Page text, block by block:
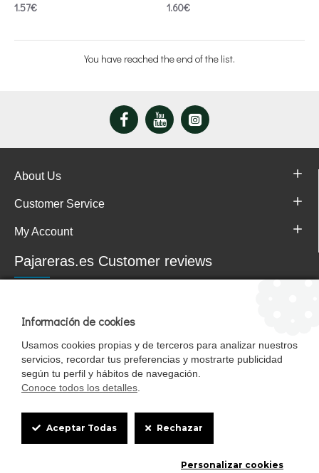
1.57€ 1.60€
You have reached the end of the list.
About Us
Customer Service
My Account
Pajareras.es Customer reviews
Mascotasalfalfa es de StrongCages S.L. CIF B-90150608 | C/ Pintores 6-8,
Pol. Ind. Gandul C.P. 41510 Mairena del Alcor (Sevilla)
Diseño y Tienda web: InterIberica
Cookie
Box
Información de cookies
Usamos cookies propias y de terceros para analizar nuestros
servicios, recordar tus preferencias y mostrarte publicidad
según tu perfil y hábitos de navegación.
Conoce todos los detalles
Aceptar Todas Rechazar
Personalizar cookies